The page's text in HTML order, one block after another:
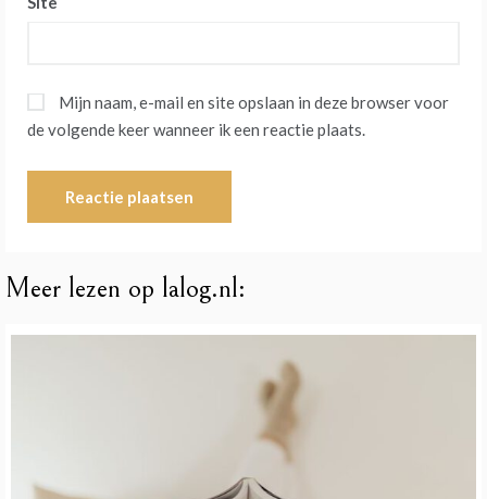
Mijn naam, e-mail en site opslaan in deze browser voor
de volgende keer wanneer ik een reactie plaats.
Meer lezen op lalog.nl: